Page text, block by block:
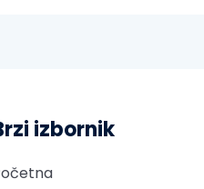
izbornik